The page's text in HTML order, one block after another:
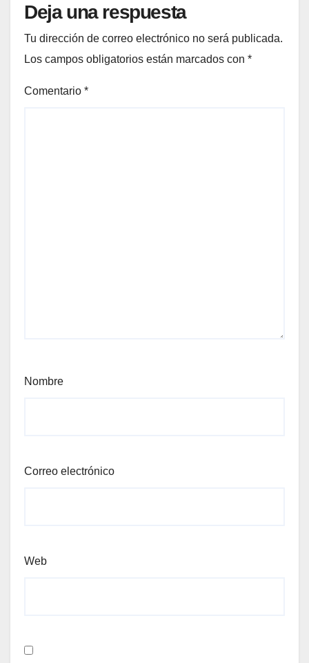
Deja una respuesta
Tu dirección de correo electrónico no será publicada.
Los campos obligatorios están marcados con *
Comentario *
Nombre
Correo electrónico
Web